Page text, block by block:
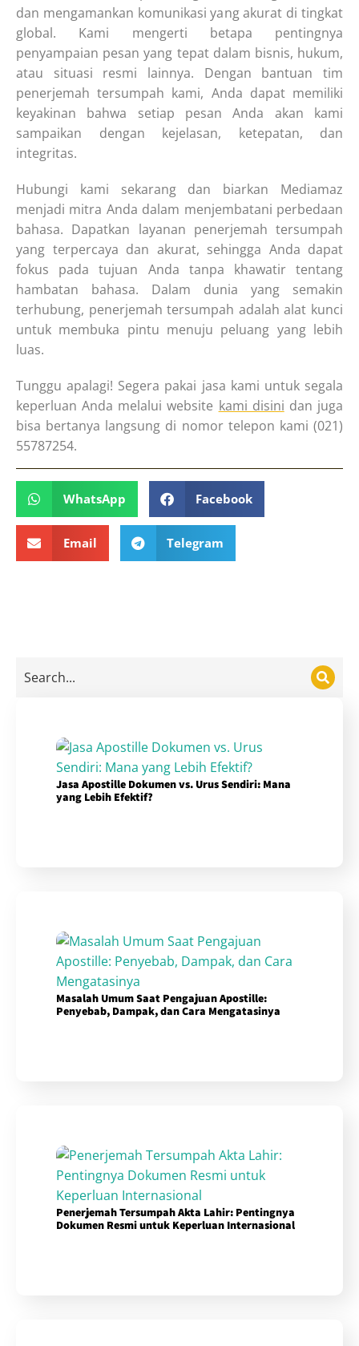
dan mengamankan komunikasi yang akurat di tingkat
global. Kami mengerti betapa pentingnya
penyampaian pesan yang tepat dalam bisnis, hukum,
atau situasi resmi lainnya. Dengan bantuan tim
penerjemah tersumpah kami, Anda dapat memiliki
keyakinan bahwa setiap pesan Anda akan kami
sampaikan dengan kejelasan, ketepatan, dan
integritas.
Hubungi kami sekarang dan biarkan Mediamaz
menjadi mitra Anda dalam menjembatani perbedaan
bahasa. Dapatkan layanan penerjemah tersumpah
yang terpercaya dan akurat, sehingga Anda dapat
fokus pada tujuan Anda tanpa khawatir tentang
hambatan bahasa. Dalam dunia yang semakin
terhubung, penerjemah tersumpah adalah alat kunci
untuk membuka pintu menuju peluang yang lebih
luas.
Tunggu apalagi! Segera pakai jasa kami untuk segala
keperluan Anda melalui website kami disini dan juga
bisa bertanya langsung di nomor telepon kami (021)
55787254.
WhatsApp Facebook
Email Telegram
Jasa Apostille Dokumen vs. Urus Sendiri: Mana
yang Lebih Efektif?
Masalah Umum Saat Pengajuan Apostille:
Penyebab, Dampak, dan Cara Mengatasinya
Penerjemah Tersumpah Akta Lahir: Pentingnya
Dokumen Resmi untuk Keperluan Internasional